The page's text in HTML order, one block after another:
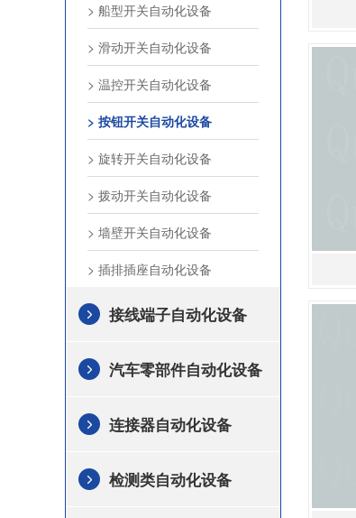
> 船型开关自动化设备
> 滑动开关自动化设备
> 温控开关自动化设备
> 按钮开关自动化设备
> 旋转开关自动化设备
> 拨动开关自动化设备
> 墙壁开关自动化设备
> 插排插座自动化设备
接线端子自动化设备
汽车零部件自动化设备
连接器自动化设备
检测类自动化设备